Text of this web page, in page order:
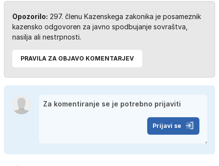
Opozorilo: 297. členu Kazenskega zakonika je posameznik
kazensko odgovoren za javno spodbujanje sovraštva,
nasilja ali nestrpnosti.
PRAVILA ZA OBJAVO KOMENTARJEV
Prijavi se